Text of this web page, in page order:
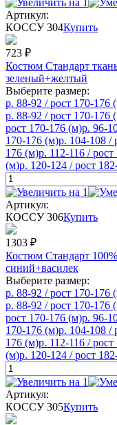
Артикул:
КОССУ 304Купить
723 ₽
Костюм Стандарт
зеленый+желтый
Выберите размер:
р. 88-92 / рост 170-176
р. 88-92 / рост 170-176
рост 170-176 (м)р. 96-
170-176 (м)р. 104-108 /
176 (м)р. 112-116 /
(м)р. 120-124 / рост
Артикул:
КОССУ 306Купить
1303 ₽
Костюм Стандарт
синий+василек
Выберите размер:
р. 88-92 / рост 170-176
р. 88-92 / рост 170-176
рост 170-176 (м)р. 96-
170-176 (м)р. 104-108 /
176 (м)р. 112-116 /
(м)р. 120-124 / рост
Артикул:
КОССУ 305Купить